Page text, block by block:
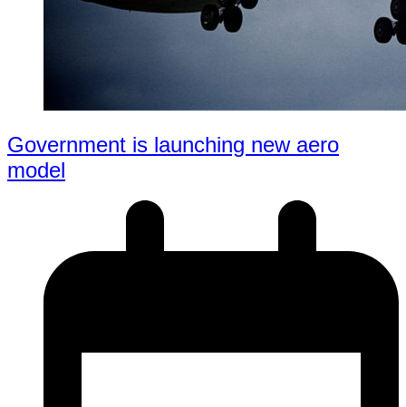
Government is launching new aero
model